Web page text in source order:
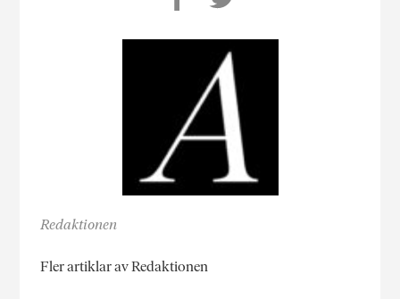
Redaktionen
Fler artiklar av Redaktionen